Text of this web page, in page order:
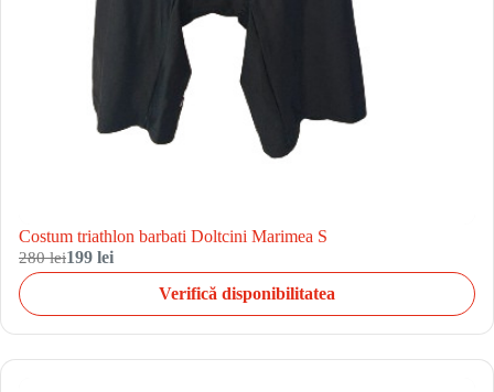
Costum triathlon barbati Doltcini Marimea S
280 lei199 lei
Verifică disponibilitatea